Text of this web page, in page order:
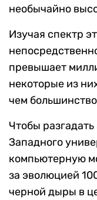
необычайно
Изучая спектр
превышает
некоторые из
чем
Чтобы
Западного
компьютерную
за эволюцией
черной дыры в